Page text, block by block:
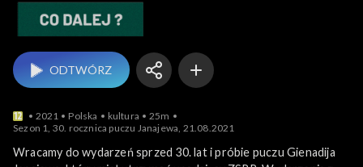
ODTWÓRZ
2021 Polska kultura
25m
Sezon 1, 30. rocznica puczu Janajewa, 21.08.2021
Wracamy do wydarzeń sprzed 30. lat i próbie puczu Gienadija